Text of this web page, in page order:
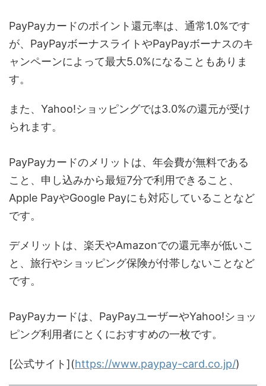
PayPayカードのポイント還元率は、通常1.0%です
が、PayPayボーナスライトやPayPayボーナスのキ
ャンペーンによって最大5.0%になることもありま
す。
また、Yahoo!ショッピングでは3.0%の還元が受け
られます。
PayPayカードのメリットは、年会費が無料である
こと、申し込みから最短7分で利用できること、
Apple PayやGoogle Payにも対応していることなど
です。
デメリットは、楽天やAmazonでの還元率が低いこ
と、旅行やショッピング保険が付帯しないことなど
です。
PayPayカードは、PayPayユーザーやYahoo!ショッ
ピング利用者にとくにおすすめの一枚です。
[公式サイト](https://www.paypay-card.co.jp/)